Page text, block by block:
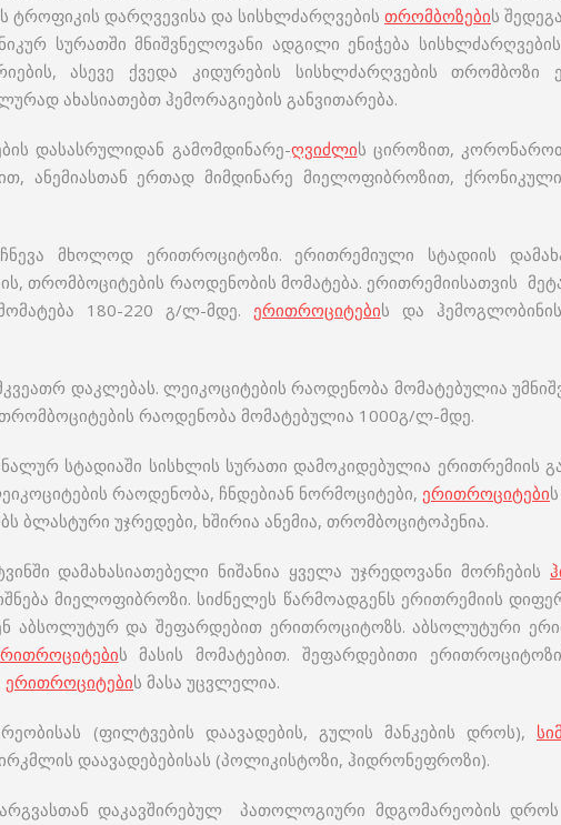
ტროფიკის დარღვევისა და სისხლძარღვების თრომბოზების
სურათში მნიშვნელოვანი ადგილი ენიჭება
ასევე ქვედა კიდურების სისხლძარღვების თრომბოზი
ახასიათებთ ჰემორაგიების განვითარება.
დასასრულიდან გამომდინარე-ღვიძლის ციროზით,
ანემიასთან ერთად მიმდინარე მიელოფიბროზით,
მხოლოდ ერითროციტოზი. ერითრემიული სტადიის
თრომბოციტების რაოდენობის მომატება. ერითრემიისათვის
180-220 გ/ლ-მდე. ერითროციტების და
დაკლებას. ლეიკოციტების რაოდენობა მომატებულია
რაოდენობა მომატებულია 1000გ/ლ-მდე.
სტადიაში სისხლის სურათი დამოკიდებულია ერითრემიის
რაოდენობა, ჩნდებიან ნორმოციტები, ერითროციტები
ბლასტური უჯრედები, ხშირია ანემია, თრომბოციტოპენია.
დამახასიათებელი ნიშანია ყველა უჯრედოვანი მორჩების
მიელოფიბროზი. სიძნელეს წარმოადგენს ერითრემიის
აბსოლუტურ და შეფარდებით ერითროციტოზს. აბსოლუტური
ს მასის მომატებით. შეფარდებითი
ერითროციტების მასა უცვლელია.
(ფილტვების დაავადების, გულის მანკების დროს),
დაავადებებისას (პოლიკისტოზი, ჰიდრონეფროზი).
დაკავშირებულ პათოლოგიური მდგომარეობის დროს